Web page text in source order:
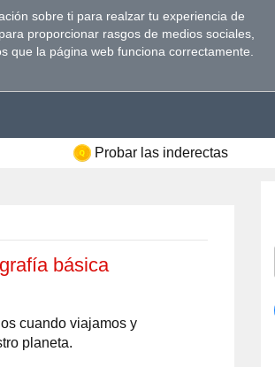
sobre ti para realzar tu experiencia de
proporcionar rasgos de medios sociales,
que la página web funciona correctamente.
Probar las inderectas
básica
cuando viajamos y
planeta.